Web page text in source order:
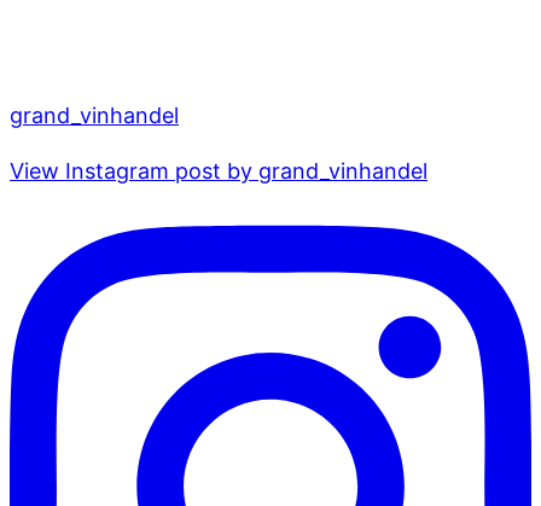
grand_vinhandel
View Instagram post by grand_vinhandel